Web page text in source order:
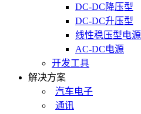
DC-DC降压型
DC-DC升压型
线性稳压型电源
AC-DC电源
开发工具
解决方案
汽车电子
通讯